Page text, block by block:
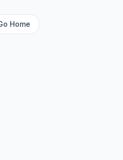
Home